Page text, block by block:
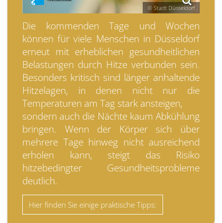
© Stadt Düsseldorf
Die kommenden Tage und Wochen
können für viele Menschen in Düsseldorf
erneut mit erheblichen gesundheitlichen
Belastungen durch Hitze verbunden sein.
Besonders kritisch sind länger anhaltende
Hitzelagen, in denen nicht nur die
Temperaturen am Tag stark ansteigen,
sondern auch die Nächte kaum Abkühlung
bringen. Wenn der Körper sich über
mehrere Tage hinweg nicht ausreichend
erholen kann, steigt das Risiko
hitzebedingter Gesundheitsprobleme
deutlich.
Hier finden Sie einige praktische Tipps: